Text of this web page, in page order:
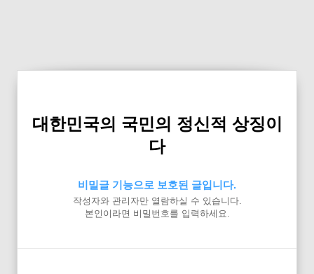
대한민국의 국민의 정신적 상징이
다
비밀글 기능으로 보호된 글입니다.
작성자와 관리자만 열람하실 수 있습니다.
본인이라면 비밀번호를 입력하세요.